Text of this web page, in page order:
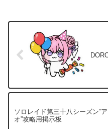
ソロレイド第三十八シーズン”
オ”攻略用掲示板